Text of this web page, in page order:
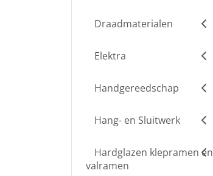
Draadmaterialen
Elektra
Handgereedschap
Hang- en Sluitwerk
Hardglazen klepramen en
valramen